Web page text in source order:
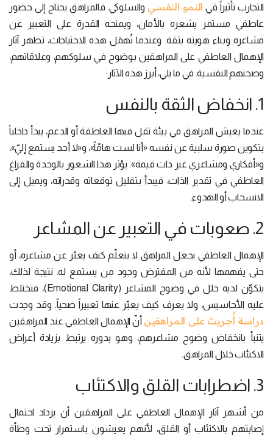
التجارب تأثيراً في النمو النفسي والسلوكي. فالمراهق يحتاج إلى حضور
عاطفي مستمر يشعره بالأمان، ويمنحه القدرة على التعبير عن
مشاعره وبناء هويته بثقة. وعندما تُهمَل هذه الاحتياجات، تظهر آثار
الإهمال العاطفي على المراهقين بوضوح في سلوكهم، وعلاقاتهم،
وصحتهم النفسية. في ما يلي، أبرز هذه الآثار:
1. انخفاض الثقة بالنفس
عندما يعيش المراهق في بيئة تقل فيها العاطفة أو الدعم، يبدأ داخلياً
بتكوين صورة سلبية عن نفسه «أنا لست هامّاً»، و«لا أحد يستمع إليّ»،
و«أفكاري ومشاعري غير ذات قيمة». يؤثر هذا الشعور بالوحدة والفراغ
العاطفي في تقدير الذات، فيبدأ بتقليل توقعاته وقدراته، ويميل إلى
الانسحاب أو الهدوء.
2. صعوبات في التعبير عن المشاعر
الإهمال العاطفي يجعل المراهق لا يتعلّم كيف يعبّر عن مشاعره، أو
حتى يفهمها لأنه من المفترض وجود من يستمع له. نتيجة لذلك،
يتكوّن لديه خلل في وضوح المشاعر (Emotional Clarity)، فتختلط
عليه الأحاسيس، ولا يعرف كيف يعبّر عنها تعبيراً صحياً. وقد وجدت
دراسة أُجريت على المراهقين أنّ الإهمال العاطفي عند المراهقين
يتنبأ بانخفاض وضوح مشاعرهم، وهو بدوره يرتبط بزيادة أعراض
الاكتئاب خلال المراهق.
3. اضطرابات القلق والاكتئاب
من أشهر آثار الإهمال العاطفي على المراهقين أن يزداد احتمال
إصابتهم بالاكتئاب أو القلق، لأنهم يعيشون باستمرار تحت وطأة